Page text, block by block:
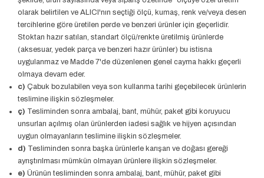
olarak belirtilen ve ALICI'nın seçtiği ölçü, kumaş, renk ve/veya desen
tercihlerine göre üretilen perde ve benzeri ürünler için geçerlidir.
Stoktan hazır satılan, standart ölçü/renkte üretilmiş ürünlerde
(aksesuar, yedek parça ve benzeri hazır ürünler) bu istisna
uygulanmaz ve Madde 7'de düzenlenen genel cayma hakkı geçerli
olmaya devam eder.
c) Çabuk bozulabilen veya son kullanma tarihi geçebilecek ürünlerin
teslimine ilişkin sözleşmeler.
ç) Tesliminden sonra ambalaj, bant, mühür, paket gibi koruyucu
unsurları açılmış olan ürünlerden iadesi sağlık ve hijyen açısından
uygun olmayanların teslimine ilişkin sözleşmeler.
d) Tesliminden sonra başka ürünlerle karışan ve doğası gereği
ayrıştırılması mümkün olmayan ürünlere ilişkin sözleşmeler.
e) Ürünün tesliminden sonra ambalaj, bant, mühür, paket gibi